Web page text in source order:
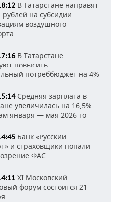
В Татарстане направят
на субсидии
воздушного
В Татарстане
повысить
потреббюджет на 4%
Средняя зарплата в
увеличилась на 16,5%
января — мая 2026-го
Банк «Русский
и страховщики попали
ФАС
XI Московский
форум состоится 21